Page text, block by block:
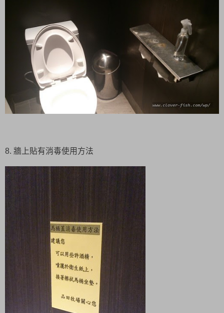
8. 牆上貼有消毒使用方法